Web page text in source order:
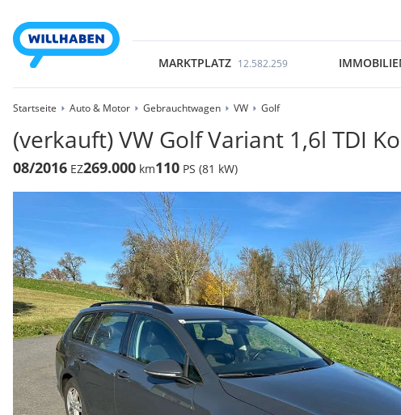
MARKTPLATZ 12.582.259
Startseite Auto & Motor Gebrauchtwagen VW Golf
(verkauft) VW Golf Variant 1,6l TDI
08/2016 EZ269.000 km110 PS (81 kW)